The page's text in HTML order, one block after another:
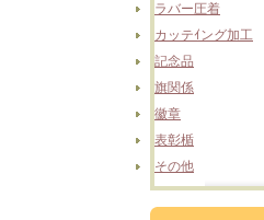
ラバー圧着
カッテｲング加工
記念品
旗関係
徽章
表彰楯
その他